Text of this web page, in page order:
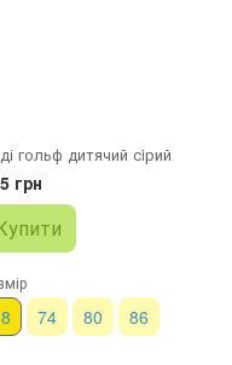
гольф дитячий сiрий
грн
74 80 86